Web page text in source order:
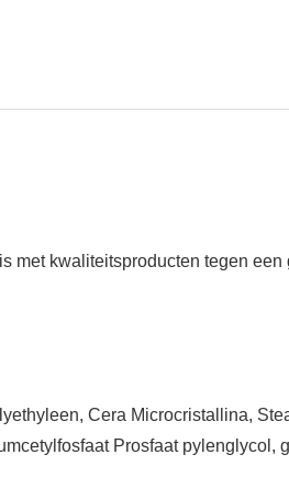
met kwaliteitsproducten tegen
Cera Microcristallina,
Prosfaat pylenglycol,